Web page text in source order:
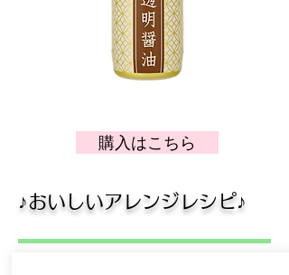
購入はこちら
​♪おいしいアレンジレシピ♪